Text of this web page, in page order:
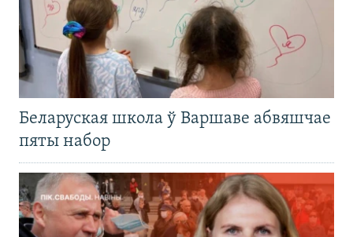
Беларуская школа ў Варшаве абвяшчае
пяты набор